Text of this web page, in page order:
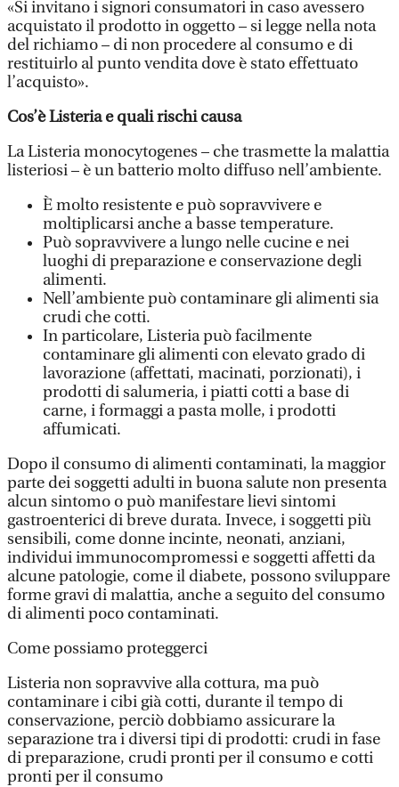
«Si invitano i signori consumatori in caso avessero
acquistato il prodotto in oggetto – si legge nella nota
del richiamo – di non procedere al consumo e di
restituirlo al punto vendita dove è stato effettuato
l’acquisto».
Cos’è Listeria e quali rischi causa
La Listeria monocytogenes – che trasmette la malattia
listeriosi – è un batterio molto diffuso nell’ambiente.
È molto resistente e può sopravvivere e
moltiplicarsi anche a basse temperature.
Può sopravvivere a lungo nelle cucine e nei
luoghi di preparazione e conservazione degli
alimenti.
Nell’ambiente può contaminare gli alimenti sia
crudi che cotti.
In particolare, Listeria può facilmente
contaminare gli alimenti con elevato grado di
lavorazione (affettati, macinati, porzionati), i
prodotti di salumeria, i piatti cotti a base di
carne, i formaggi a pasta molle, i prodotti
affumicati.
Dopo il consumo di alimenti contaminati, la maggior
parte dei soggetti adulti in buona salute non presenta
alcun sintomo o può manifestare lievi sintomi
gastroenterici di breve durata. Invece, i soggetti più
sensibili, come donne incinte, neonati, anziani,
individui immunocompromessi e soggetti affetti da
alcune patologie, come il diabete, possono sviluppare
forme gravi di malattia, anche a seguito del consumo
di alimenti poco contaminati.
Come possiamo proteggerci
Listeria non sopravvive alla cottura, ma può
contaminare i cibi già cotti, durante il tempo di
conservazione, perciò dobbiamo assicurare la
separazione tra i diversi tipi di prodotti: crudi in fase
di preparazione, crudi pronti per il consumo e cotti
pronti per il consumo